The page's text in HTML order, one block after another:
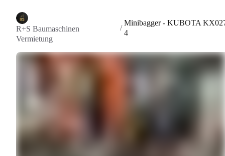
R+S Baumaschinen
Vermietung
/
Minibagger - KUBOTA
4